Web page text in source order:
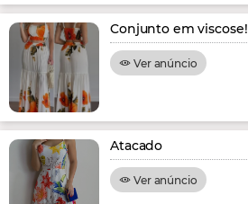
Conjunto em viscose!
Ver anúncio
Atacado
Ver anúncio